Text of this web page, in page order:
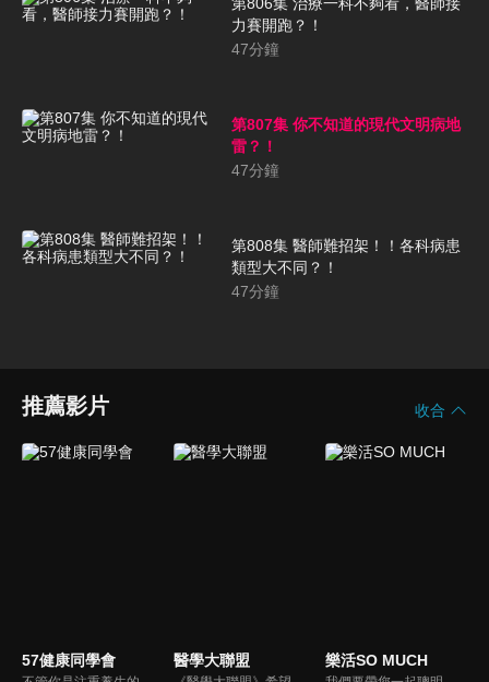
力賽開跑？！
47分鐘
第807集 你不知道的現代文明病地
雷？！
47分鐘
第808集 醫師難招架！！各科病患
類型大不同？！
47分鐘
推薦影片 收合
57健康同學會 醫學大聯盟 樂活SO MUCH